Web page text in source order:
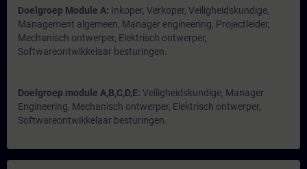
Doelgroep Module A: Inkoper, Verkoper, Veiligheidskundige,
Management algemeen, Manager engineering, Projectleider,
Mechanisch ontwerper, Elektrisch ontwerper,
Softwareontwikkelaar besturingen.
Doelgroep module A,B,C,D,E: Veiligheidskundige, Manager
Engineering, Mechanisch ontwerper, Elektrisch ontwerper,
Softwareontwikkelaar besturingen.